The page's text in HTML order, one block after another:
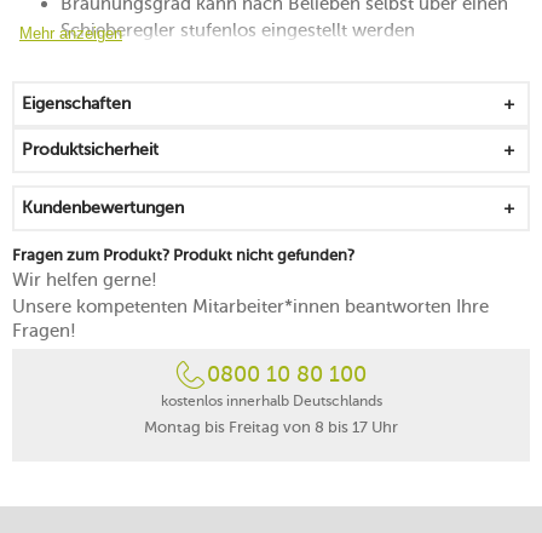
Schieberegler stufenlos eingestellt werden
kann platzsparend auf den Griffen stehend gelagert
werden
Kabel (1,3 m) kann platzsparend aufgewickelt werden
einfach von Hand zu reinigen
Mehr anzeigen
Eigenschaften
Produktsicherheit
Kundenbewertungen
Fragen zum Produkt? Produkt nicht gefunden?
Wir helfen gerne!
Unsere kompetenten Mitarbeiter*innen beantworten Ihre
Fragen!
0800 10 80 100
kostenlos innerhalb Deutschlands
Montag bis Freitag von 8 bis 17 Uhr